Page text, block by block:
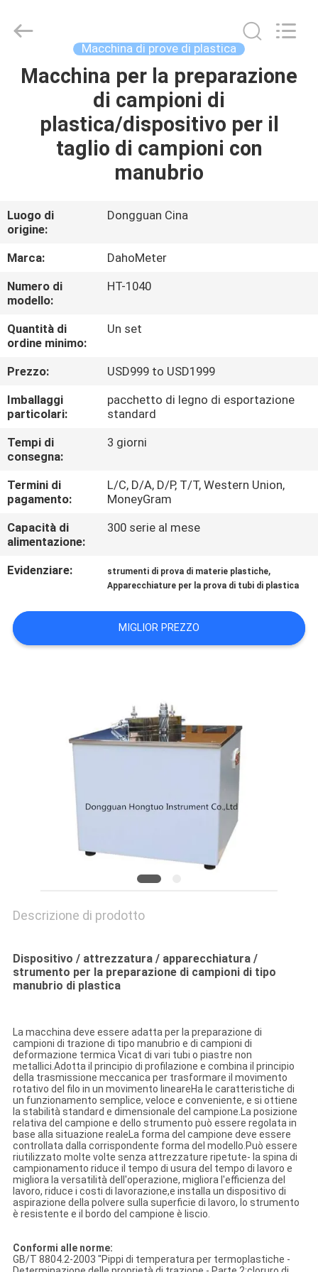
CASA
PRODOTTI
GIRO
DELLA
FABBRICA
CONTROLLO
DI
QUALITÀ
CONTATTICI
RICHIEDA
UNA
MAPPA
SITO
PRIVACY
Rights
Reserved.
Macchina di prove di plastica
Macchina per la preparazione
di campioni di
plastica/dispositivo per il
taglio di campioni con
manubrio
Luogo di
origine:
Dongguan Cina
Marca:
DahoMeter
Numero di
modello:
HT-1040
Quantità di
ordine minimo:
Un set
Prezzo:
USD999 to USD1999
Imballaggi
particolari:
pacchetto di legno di esportazione
standard
Tempi di
consegna:
3 giorni
Termini di
pagamento:
L/C, D/A, D/P, T/T, Western Union,
MoneyGram
Capacità di
alimentazione:
300 serie al mese
Evidenziare: strumenti di prova di materie plastiche,
Apparecchiature per la prova di tubi di plastica
MIGLIOR PREZZO
Descrizione di prodotto
Dispositivo / attrezzatura / apparecchiatura /
strumento per la preparazione di campioni di tipo
manubrio di plastica
La macchina deve essere adatta per la preparazione di
campioni di trazione di tipo manubrio e di campioni di
deformazione termica Vicat di vari tubi o piastre non
metallici.Adotta il principio di profilazione e combina il principio
della trasmissione meccanica per trasformare il movimento
rotativo del filo in un movimento lineareHa le caratteristiche di
un funzionamento semplice, veloce e conveniente, e si ottiene
la stabilità standard e dimensionale del campione.La posizione
relativa del campione e dello strumento può essere regolata in
base alla situazione realeLa forma del campione deve essere
controllata dalla corrispondente forma del modello.Può essere
riutilizzato molte volte senza attrezzature ripetute- la spina di
campionamento riduce il tempo di usura del tempo di lavoro e
migliora la versatilità dell'operazione, migliora l'efficienza del
lavoro, riduce i costi di lavorazione,e installa un dispositivo di
aspirazione della polvere sulla superficie di lavoro, lo strumento
è resistente e il bordo del campione è liscio.
Conformi alle norme:
GB/T 8804.2-2003 "Pippi di temperatura per termoplastiche -